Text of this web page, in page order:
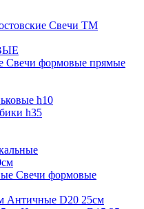
Свечи ТМ
Свечи формовые прямые
h10
h35
Свечи формовые
Античные D20 25см